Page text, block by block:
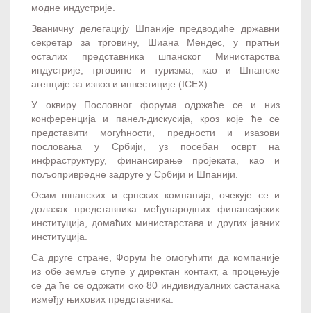
модне индустрије.
Званичну делегацију Шпаније предводиће државни
секретар за трговину, Шиана Мендес, у пратњи
осталих представника шпанског Министарства
индустрије, трговине и туризма, као и Шпанске
агенције за извоз и инвестиције (ICEX).
У оквиру Пословног форума одржаће се и низ
конференција и панел-дискусија, кроз које ће се
представити могућности, предности и изазови
пословања у Србији, уз посебан осврт на
инфраструктуру, финансирање пројеката, као и
пољопривредне задруге у Србији и Шпанији.
Осим шпанских и српских компанија, очекује се и
долазак представника међународних финансијских
институција, домаћих министарстава и других јавних
институција.
Са друге стране, Форум ће омогућити да компаније
из обе земље ступе у директан контакт, а процењује
се да ће се одржати око 80 индивидуалних састанака
између њихових представника.